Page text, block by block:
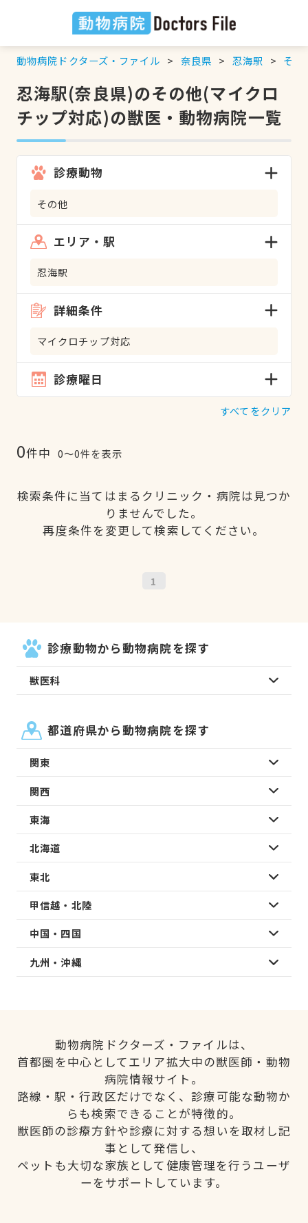
動物病院ドクターズ・ファイル 奈良県 忍海駅 その
忍海駅(奈良県)のその他(マイクロ
チップ対応)の獣医・動物病院一覧
診療動物
その他
エリア・駅
忍海駅
詳細条件
マイクロチップ対応
診療曜日
すべてをクリア
0件中 0〜0件を表示
検索条件に当てはまるクリニック・病院は見つか
りませんでした。
再度条件を変更して検索してください。
1
診療動物から動物病院を探す
獣医科
都道府県から動物病院を探す
関東
関西
東海
北海道
東北
甲信越・北陸
中国・四国
九州・沖縄
動物病院ドクターズ・ファイルは、
首都圏を中心としてエリア拡大中の獣医師・動物
病院情報サイト。
路線・駅・行政区だけでなく、診療可能な動物か
らも検索できることが特徴的。
獣医師の診療方針や診療に対する想いを取材し記
事として発信し、
ペットも大切な家族として健康管理を行うユーザ
ーをサポートしています。